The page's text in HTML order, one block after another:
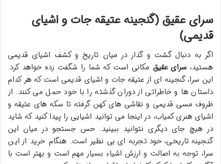
سرای عقیق (گنجینه عتیقه جات و اشیای
قدیمی)
اگر به دنبال گشت و گذار در میان تاریخ و کشف اشیای قدیمی
هستید، سرای عقیق مکانی است که شما را شگفت زده خواهد کرد.
این سرا، گنجینه ای از عتیقه جات و اشیای قدیمی است که هر کدام
داستان ها و خاطراتی از دوران گذشته را با خود حمل می کنند. از
ظروف مسی قدیمی و نقاشی های کهن گرفته تا سکه های عتیقه و
اشیای هنری کمیاب، در اینجا می توانید اشیایی را پیدا کنید که شاید
در هیچ جای دیگری نتوانید ببینید. حس جستجو در میان این
گنجینه تاریخی، خود تجربه ای بی نظیر است. هنگام خرید از این
سرا، توجه به اصالت و ارزش اشیاء بسیار مهم است و بهتر است با